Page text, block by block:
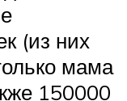
(из них
мама
150000